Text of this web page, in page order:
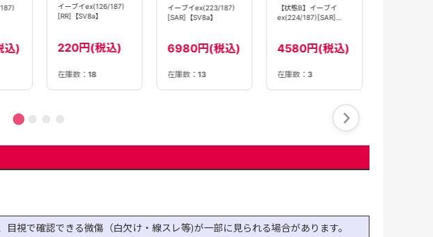
込)
イーブイex(126/187)
[RR]【SV8a】
220円(税込)
在庫数： 18
イーブイex(223/187)
[SAR]【SV8a】
6980円(税込)
在庫数：13
【状態B】イーブイ
ex(224/187)[SAR]
4580円(税込)
在庫数： 3
視で確認できる微傷（白欠け・線スレ等)が一部に見られる場合があります。